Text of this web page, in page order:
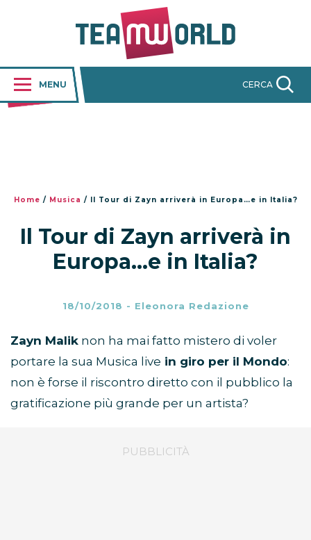
MENU CERCA
Home / Musica / Il Tour di Zayn arriverà in Europa…e in Italia?
Il Tour di Zayn arriverà in
Europa…e in Italia?
18/10/2018 - Eleonora Redazione
Zayn Malik non ha mai fatto mistero di voler
portare la sua Musica live in giro per il Mondo:
non è forse il riscontro diretto con il pubblico la
gratificazione più grande per un artista?